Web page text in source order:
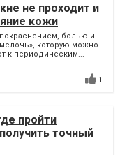
не проходит и
кожи
болью и
которую можно
к периодическим...
1
пройти
точный